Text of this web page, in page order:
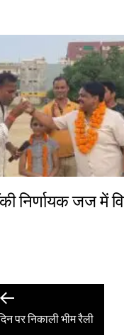
निर्णायक जज में
Previous
post:
पर निकाली भीम रैली